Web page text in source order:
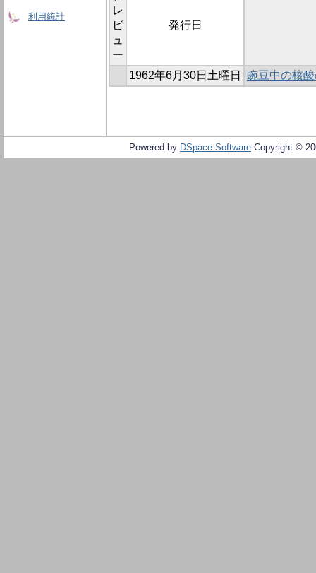
利用統計
レ
ビ
ュ
ー
発行日
1962年6月30日土曜日 豌豆中の核
Powered by DSpace Software Copyright ©